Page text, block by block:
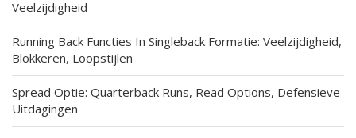
Veelzijdigheid
Running Back Functies In Singleback Formatie: Veelzijdigheid,
Blokkeren, Loopstijlen
Spread Optie: Quarterback Runs, Read Options, Defensieve
Uitdagingen